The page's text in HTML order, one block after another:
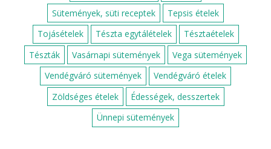
Sütemények, süti receptek
Tepsis ételek
Tojásételek
Tészta egytálételek
Tésztaételek
Tészták
Vasárnapi sütemények
Vega sütemények
Vendégváró sütemények
Vendégváró ételek
Zöldséges ételek
Édességek, desszertek
Ünnepi sütemények